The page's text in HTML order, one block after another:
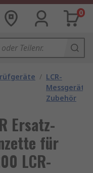
0
/ LCR-
Messgeräte-
Zubehör
Ersatz-
für
LCR-